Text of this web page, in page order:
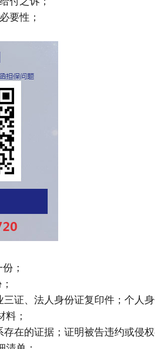
要性；
；
、法人身份证复印件；个人身
；
的证据；证明被告违约或侵权